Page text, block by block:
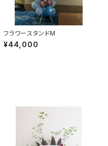
フラワースタンドM
¥44,000